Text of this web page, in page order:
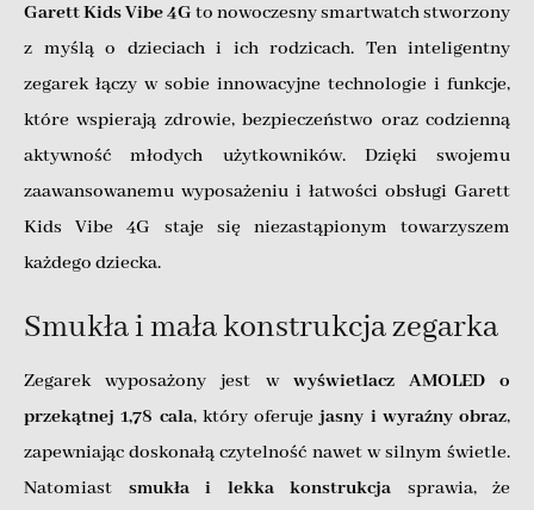
Garett Kids Vibe 4G to nowoczesny smartwatch stworzony
z myślą o dzieciach i ich rodzicach. Ten inteligentny
zegarek łączy w sobie innowacyjne technologie i funkcje,
które wspierają zdrowie, bezpieczeństwo oraz codzienną
aktywność młodych użytkowników. Dzięki swojemu
zaawansowanemu wyposażeniu i łatwości obsługi Garett
Kids Vibe 4G staje się niezastąpionym towarzyszem
każdego dziecka.
Smukła i mała konstrukcja zegarka
Zegarek wyposażony jest w wyświetlacz AMOLED o
przekątnej 1,78 cala, który oferujejasny i wyraźny obraz,
zapewniając doskonałą czytelność nawet w silnym świetle.
Natomiast smukła i lekka konstrukcja sprawia, że